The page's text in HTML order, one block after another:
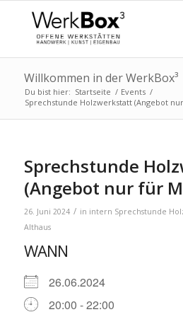
Willkommen in der WerkBox³
Du bist hier: Startseite / Events /
Sprechstunde Holzwerkstatt (Angebot
Sprechstunde
(Angebot nur für
26. Juni 2024 / in intern Sprechstunde
Althaus
WANN
26.06.2024
20:00 - 22:00